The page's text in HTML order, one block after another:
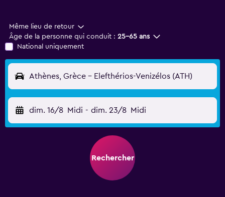
Même lieu de retour
Âge de la personne qui conduit : 25-65 ans
National uniquement
Athènes, Grèce - Elefthérios-Venizélos (ATH)
dim. 16/8 Midi - dim. 23/8 Midi
Rechercher